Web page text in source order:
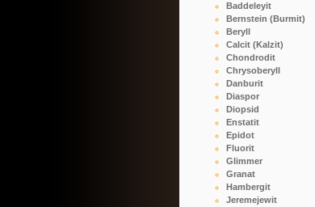
Baddeleyit
Bernstein (Burmit)
Beryll
Calcit (Kalzit)
Chondrodit
Chrysoberyll
Danburit
Diaspor
Diopsid
Enstatit
Epidot
Fluorit
Glimmer
Granat
Hambergit
Jeremejewit